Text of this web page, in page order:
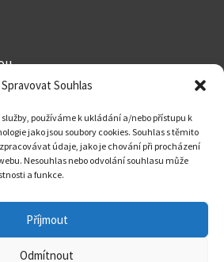
Spravovat Souhlas
používáme k ukládání a/nebo přístupu k
jako jsou soubory cookies. Souhlas s těmito
údaje, jako je chování při procházení
Nesouhlas nebo odvolání souhlasu může
a funkce.
Příjmout
Odmítnout